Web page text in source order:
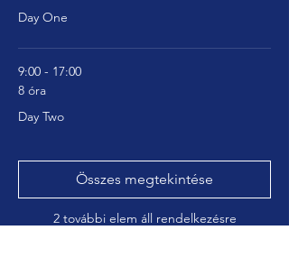
Day One
9:00 - 17:00
8 óra
Day Two
2 további elem áll rendelkezésre
Összes megtekintése